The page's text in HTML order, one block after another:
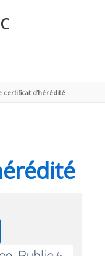
certificat d’hérédité